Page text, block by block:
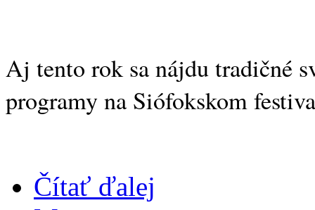
Aj tento rok sa nájdu tradičné
programy na Siófokskom
Čítať ďalej